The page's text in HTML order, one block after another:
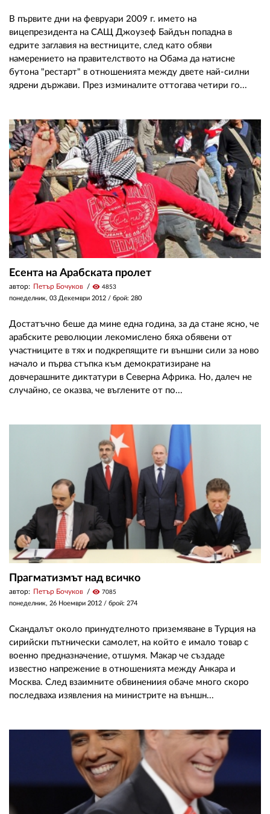
В първите дни на февруари 2009 г. името на
вицепрезидента на САЩ Джоузеф Байдън попадна в
едрите заглавия на вестниците, след като обяви
намерението на правителството на Обама да натисне
бутона "рестарт" в отношенията между двете най-силни
ядрени държави. През изминалите оттогава четири го...
Есента на Арабската пролет
автор: Петър Бочуков visibility 4853
понеделник, 03 Декември 2012 / брой: 280
Достатъчно беше да мине една година, за да стане ясно, че
арабските революции лекомислено бяха обявени от
участниците в тях и подкрепящите ги външни сили за ново
начало и първа стъпка към демократизиране на
довчерашните диктатури в Северна Африка. Но, далеч не
случайно, се оказва, че въглените от по...
Прагматизмът над всичко
автор: Петър Бочуков visibility 7085
понеделник, 26 Ноември 2012 / брой: 274
Скандалът около принудтелното приземяване в Турция на
сирийски пътнически самолет, на който е имало товар с
военно предназначение, отшумя. Макар че създаде
известно напрежение в отношенията между Анкара и
Москва. След взаимните обвинениия обаче много скоро
последваха изявления на министрите на външн...